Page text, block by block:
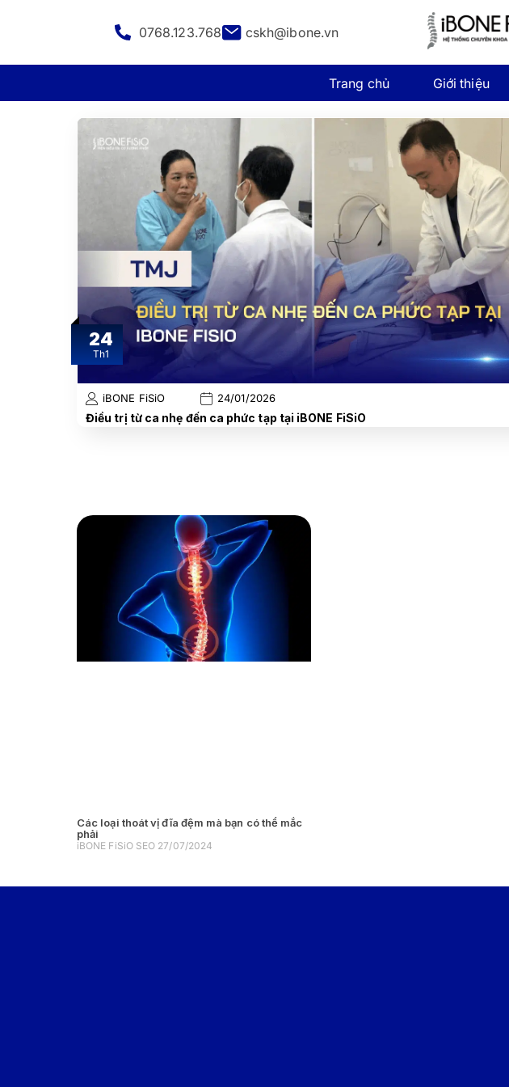
0768.123.768 cskh@ibone.vn
Trang chủ Giới thiệu
24
Th1
iBONE FiSiO 24/01/2026
Điều trị từ ca nhẹ đến ca phức tạp tại iBONE FiSiO
Các loại thoát vị đĩa đệm mà bạn có thể mắc
phải
iBONE FiSiO SEO 27/07/2024